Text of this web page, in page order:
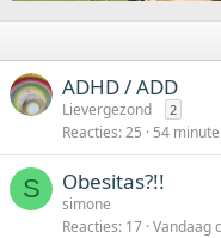
ADHD / ADD
Lievergezond 2
Reacties 25 54
S Obesitas?!!
simone
Reacties 17 Vandaag